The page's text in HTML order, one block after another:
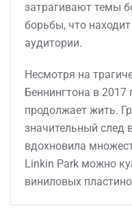
затрагивают темы
борьбы, что
аудитории.
Несмотря на
Беннингтона в 2017
продолжает жить.
значительный след
вдохновила
Linkin Park можно
виниловых